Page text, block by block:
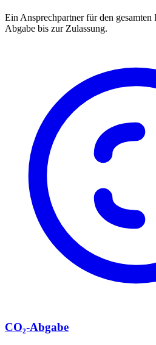
Ein Ansprechpartner für den
Abgabe bis zur Zulassung.
CO₂-Abgabe